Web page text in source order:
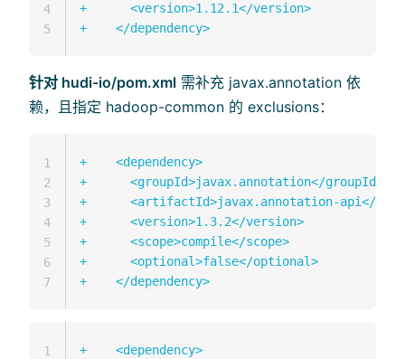
+
+
4
5
针对 hudi-io/pom.xml 需补充 javax.annotation 依
赖，且指定 hadoop-common 的 exclusions：
+
+
+
+
+
+
+
1
2
3
4
5
6
7
+
1